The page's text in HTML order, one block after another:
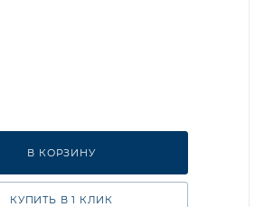
В КОРЗИНУ
КУПИТЬ В 1 КЛИК